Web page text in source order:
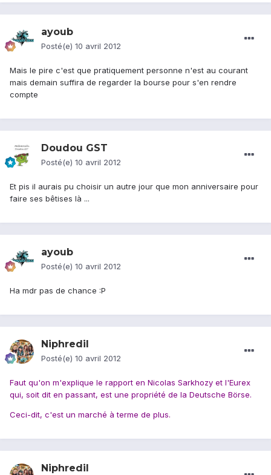
ayoub
Posté(e) 10 avril 2012
Mais le pire c'est que pratiquement personne n'est au courant
mais demain suffira de regarder la bourse pour s'en rendre
compte
Doudou GST
Posté(e) 10 avril 2012
Et pis il aurais pu choisir un autre jour que mon anniversaire pour
faire ses bêtises là ...
ayoub
Posté(e) 10 avril 2012
Ha mdr pas de chance :P
Niphredil
Posté(e) 10 avril 2012
Faut qu'on m'explique le rapport en Nicolas Sarkhozy et l'Eurex
qui, soit dit en passant, est une propriété de la Deutsche Börse.
Ceci-dit, c'est un marché à terme de plus.
Niphredil